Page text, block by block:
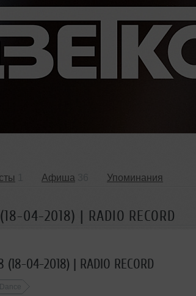
Афиша Упоминания
04-2018) | RADIO RECORD
04-2018) | RADIO RECORD
Dance